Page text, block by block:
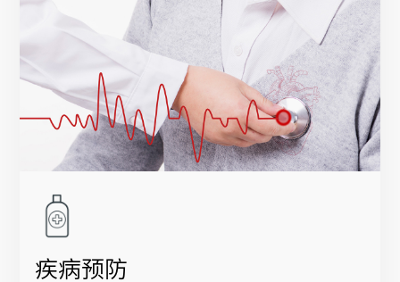
疾病预防